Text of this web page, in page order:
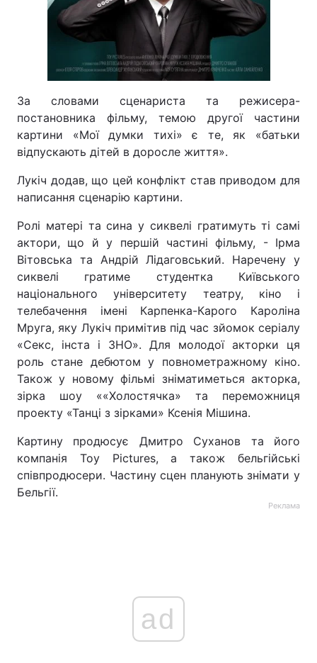
За словами сценариста та режисера-
постановника фільму, темою другої частини
картини «Мої думки тихі» є те, як «батьки
відпускають дітей в доросле життя».
Лукіч додав, що цей конфлікт став приводом для
написання сценарію картини.
Ролі матері та сина у сиквелі гратимуть ті самі
актори, що й у першій частині фільму, - Ірма
Вітовська та Андрій Лідаговський. Наречену у
сиквелі гратиме студентка Київського
національного університету театру, кіно і
телебачення імені Карпенка-Карого Кароліна
Мруга, яку Лукіч примітив під час зйомок серіалу
«Секс, інста і ЗНО». Для молодої акторки ця
роль стане дебютом у повнометражному кіно.
Також у новому фільмі зніматиметься акторка,
зірка шоу ««Холостячка» та переможниця
проекту «Танці з зірками» Ксенія Мішина.
Картину продюсує Дмитро Суханов та його
компанія Toy Pictures, а також бельгійські
співпродюсери. Частину сцен планують знімати у
Бельгії.
Реклама
ad